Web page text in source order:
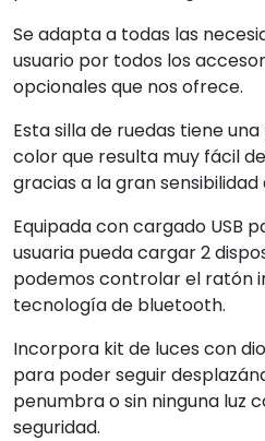
Se adapta a todas las
usuario por todos los
opcionales que nos ofrece.
Esta silla de ruedas tiene
color que resulta muy fácil
gracias a la gran
Equipada con cargado USB
usuaria pueda cargar 2
podemos controlar el ratón
tecnología de bluetooth.
Incorpora kit de luces con
para poder seguir
penumbra o sin ninguna luz
seguridad.